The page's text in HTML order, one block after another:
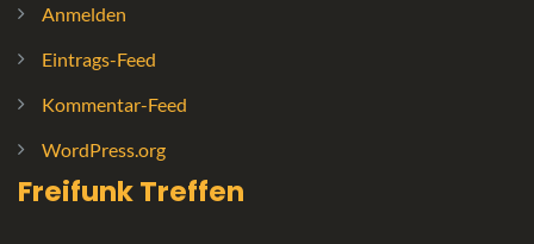
Anmelden
Eintrags-Feed
Kommentar-Feed
WordPress.org
Freifunk Treffen